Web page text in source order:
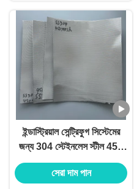
ইন্ডাস্ট্রিয়াল সেন্ট্রিফুগ সিস্টেমের
জন্য 304 স্টেইনলেস স্টীল 450
জাল ফিল্টার
সেরা দাম পান